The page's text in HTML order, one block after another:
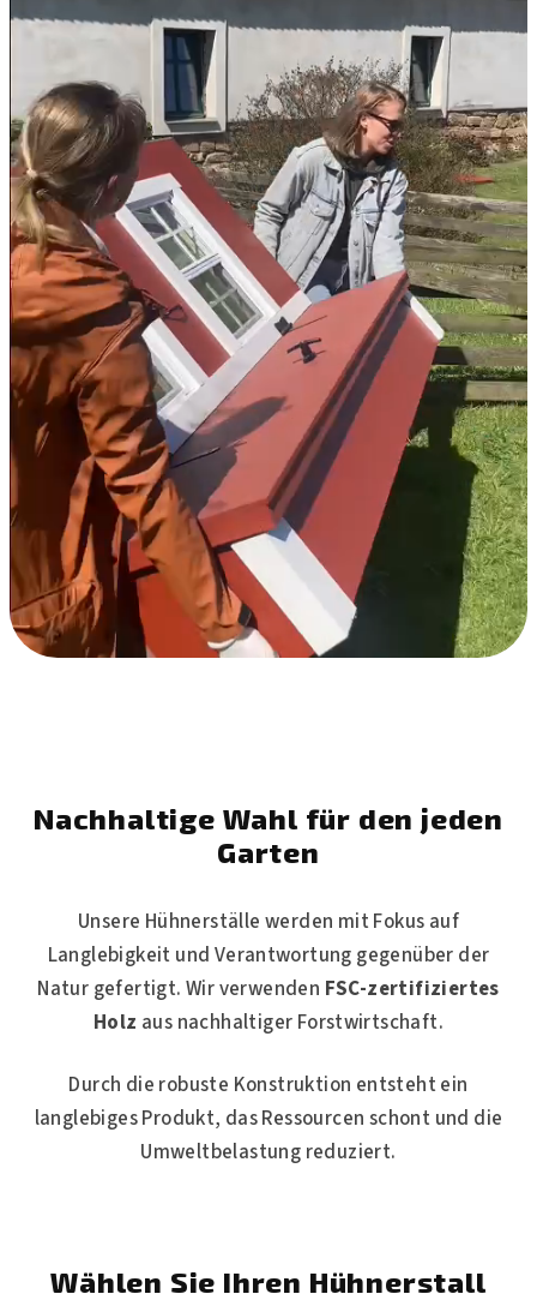
Nachhaltige Wahl für den jeden
Garten
Unsere Hühnerställe werden mit Fokus auf
Langlebigkeit und Verantwortung gegenüber der
Natur gefertigt. Wir verwenden FSC-zertifiziertes
Holz aus nachhaltiger Forstwirtschaft.
Durch die robuste Konstruktion entsteht ein
langlebiges Produkt, das Ressourcen schont und die
Umweltbelastung reduziert.
Wählen Sie Ihren Hühnerstall